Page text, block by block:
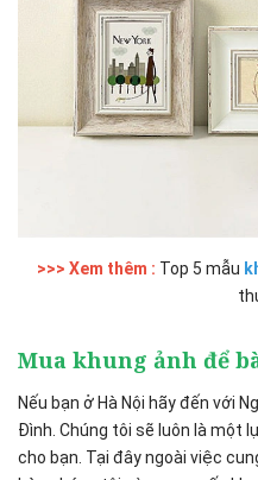
>>> Xem thêm : Top 5 mẫu
Mua khung ảnh để
Nếu bạn ở Hà Nội hãy đến với
Đình. Chúng tôi sẽ luôn là một
cho bạn. Tại đây ngoài việc